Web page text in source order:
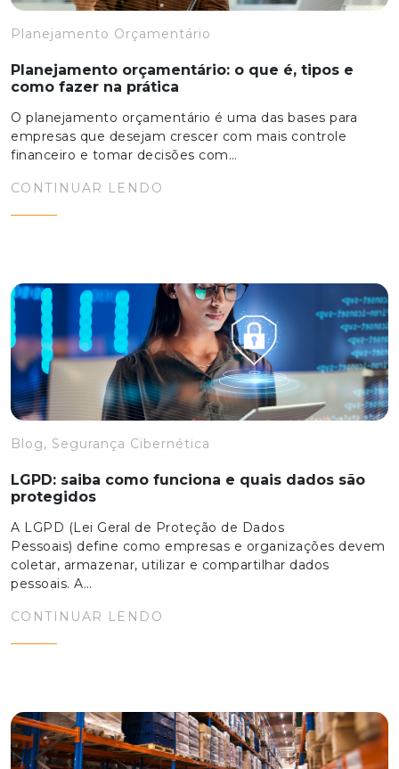
Planejamento Orçamentário
Planejamento orçamentário: o que é, tipos e
como fazer na prática
O planejamento orçamentário é uma das bases para
empresas que desejam crescer com mais controle
financeiro e tomar decisões com…
CONTINUAR LENDO
Blog, Segurança Cibernética
LGPD: saiba como funciona e quais dados são
protegidos
A LGPD (Lei Geral de Proteção de Dados
Pessoais) define como empresas e organizações devem
coletar, armazenar, utilizar e compartilhar dados
pessoais. A…
CONTINUAR LENDO